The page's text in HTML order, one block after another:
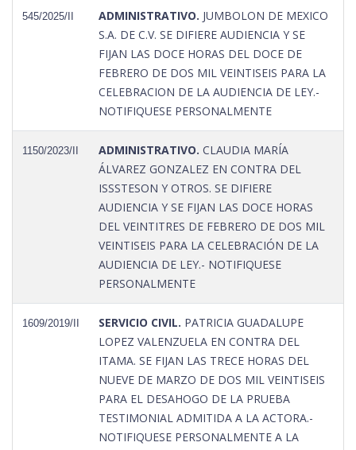
545/2025/II ADMINISTRATIVO. JUMBOLON DE MEXICO
S.A. DE C.V. SE DIFIERE AUDIENCIA Y SE
FIJAN LAS DOCE HORAS DEL DOCE DE
FEBRERO DE DOS MIL VEINTISEIS PARA LA
CELEBRACION DE LA AUDIENCIA DE LEY.-
NOTIFIQUESE PERSONALMENTE
1150/2023/II ADMINISTRATIVO. CLAUDIA MARÍA
ÁLVAREZ GONZALEZ EN CONTRA DEL
ISSSTESON Y OTROS. SE DIFIERE
AUDIENCIA Y SE FIJAN LAS DOCE HORAS
DEL VEINTITRES DE FEBRERO DE DOS MIL
VEINTISEIS PARA LA CELEBRACIÓN DE LA
AUDIENCIA DE LEY.- NOTIFIQUESE
PERSONALMENTE
1609/2019/II SERVICIO CIVIL. PATRICIA GUADALUPE
LOPEZ VALENZUELA EN CONTRA DEL
ITAMA. SE FIJAN LAS TRECE HORAS DEL
NUEVE DE MARZO DE DOS MIL VEINTISEIS
PARA EL DESAHOGO DE LA PRUEBA
TESTIMONIAL ADMITIDA A LA ACTORA.-
NOTIFIQUESE PERSONALMENTE A LA